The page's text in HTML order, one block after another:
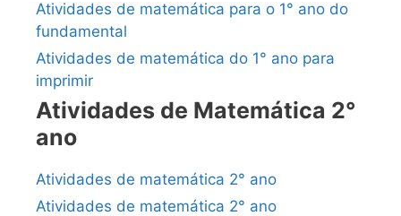
Atividades de matemática para o 1° ano do
fundamental
Atividades de matemática do 1° ano para
imprimir
Atividades de Matemática 2°
ano
Atividades de matemática 2° ano
Atividades de matemática 2° ano